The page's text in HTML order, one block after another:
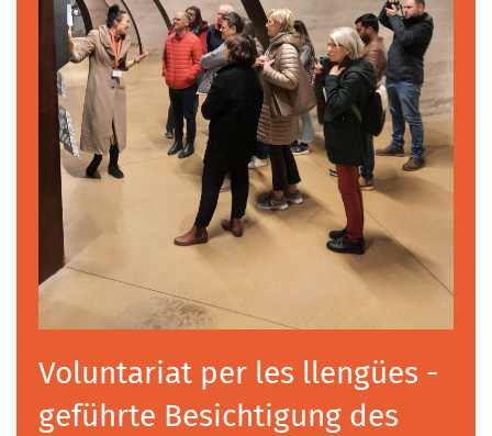
Voluntariat per les llengües -
geführte Besichtigung des